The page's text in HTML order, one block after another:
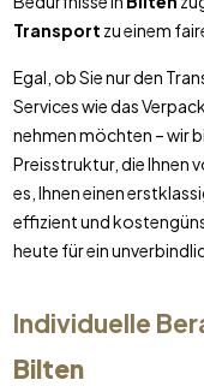
Transport zu einem
Egal, ob Sie nur den
Services wie das
nehmen möchten – wir
Preisstruktur, die Ihnen
es, Ihnen einen
effizient und
heute für ein
Individuelle
Bilten